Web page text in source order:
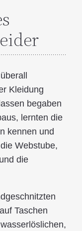
Kleidung
begaben
lernten die
kennen und
Webstube,
die
Taschen